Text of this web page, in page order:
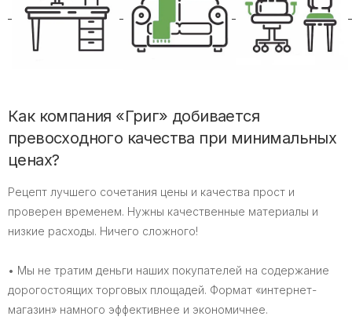
Как компания «Григ» добивается
превосходного качества при минимальных
ценах?
Рецепт лучшего сочетания цены и качества прост и
проверен временем. Нужны качественные материалы и
низкие расходы. Ничего сложного!
• Мы не тратим деньги наших покупателей на содержание
дорогостоящих торговых площадей. Формат «интернет-
магазин» намного эффективнее и экономичнее.